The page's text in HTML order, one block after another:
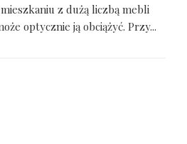
z dużą liczbą mebli
optycznie ją obciążyć. Przy...